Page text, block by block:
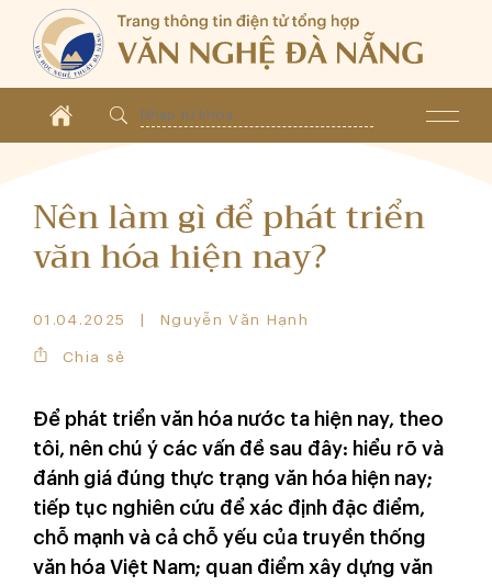
Nên làm gì để phát triển
văn hóa hiện nay?
01.04.2025 Nguyễn Văn Hạnh
Chia sẻ
Để phát triển văn hóa nước ta hiện nay, theo
tôi, nên chú ý các vấn đề sau đây: hiểu rõ và
đánh giá đúng thực trạng văn hóa hiện nay;
tiếp tục nghiên cứu để xác định đặc điểm,
chỗ mạnh và cả chỗ yếu của truyền thống
văn hóa Việt Nam; quan điểm xây dựng văn